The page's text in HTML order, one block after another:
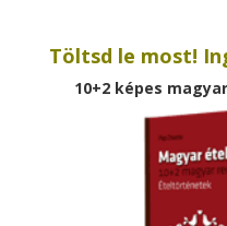
Töltsd le most!
10+2 képes